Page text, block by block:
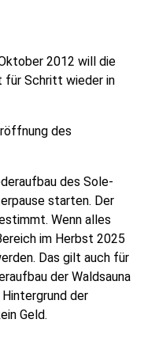
2012 will die
für Schritt wieder in
des
des Sole-
starten. Der
Wenn alles
im Herbst 2025
Das gilt auch für
der Waldsauna
der
Geld.